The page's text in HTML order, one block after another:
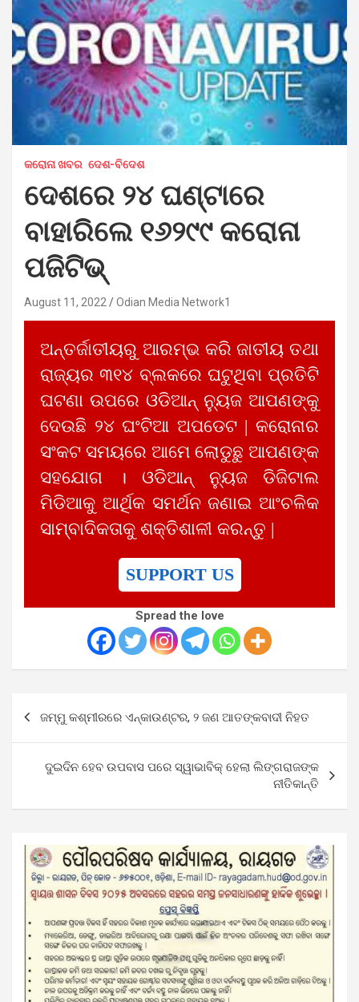
କରୋନା ଖବର ଦେଶ-ବିଦେଶ
ଦେଶରେ ୨୪ ଘଣ୍ଟାରେ
ବାହାରିଲେ ୧୬୨୯୯ କରୋନା
ପଜିଟିଭ୍
August 11, 2022 Odian Media Network1
ଅନ୍ତର୍ଜାତୀୟରୁ ଆରମ୍ଭ କରି ଜାତୀୟ ତଥା
ରାଜ୍ୟର ୩୧୪ ବ୍ଲକରେ ଘଟୁଥିବା ପ୍ରତିଟି
ଘଟଣା ଉପରେ ଓଡିଆନ୍ ନ୍ୟୁଜ ଆପଣଙ୍କୁ
ଦେଉଛି ୨୪ ଘଂଟିଆ ଅପଡେଟ | କରୋନାର
ସଂକଟ ସମୟରେ ଆମେ ଲୋଡୁଛୁ ଆପଣଙ୍କ
ସହଯୋଗ । ଓଡିଆନ୍ ନ୍ୟୁଜ ଡିଜିଟାଲ
ମିଡିଆକୁ ଆର୍ଥିକ ସମର୍ଥନ ଜଣାଇ ଆଂଚଳିକ
ସାମ୍ବାଦିକତାକୁ ଶକ୍ତିଶାଳୀ କରନ୍ତୁ |
SUPPORT US
Spread the love
navigation
ଜମ୍ମୁ କଶ୍ମୀରରେ ଏନ୍‌କାଉଣ୍ଟର, ୨ ଜଣ ଆତଙ୍କବାଦୀ ନିହତ
ଦୁଇଦିନ ହେବ ଉପବାସ ପରେ ସ୍ୱାଭାବିକ୍ ହେଲା ଲିଙ୍ଗରାଜଙ୍କ
ନୀତିକାନ୍ତି